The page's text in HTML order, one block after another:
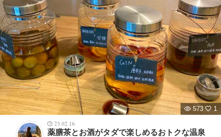
573
1
23.02.16
薬膳茶とお酒がタダで楽しめるおトクな温泉